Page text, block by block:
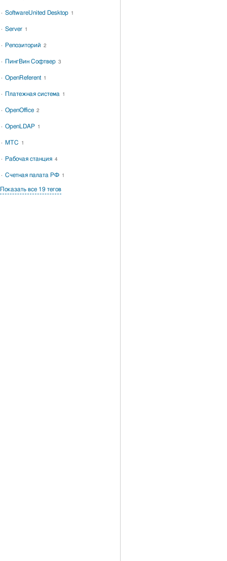
SoftwareUnited Desktop 1
Server 1
Репозиторий 2
ПингВин Софтвер 3
OpenReferent 1
Платежная система 1
OpenOffice 2
OpenLDAP 1
МТС 1
Рабочая станция 4
Счетная палата РФ 1
Показать все 19 тегов